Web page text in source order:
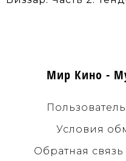
Мир Кино -
Условия
Обратная связь